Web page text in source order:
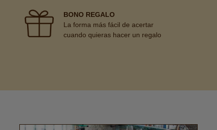
BONO REGALO
La forma más fácil de acertar
cuando quieras hacer un regalo